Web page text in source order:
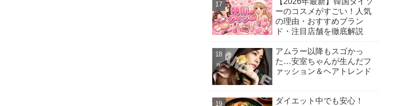
ーのコスメがすごい！人気
の理由・おすすめブラン
ド・注目店舗を徹底解説
アムラー以降もスゴかっ
た…安室ちゃんが生んだフ
ァッション＆ヘアトレンド
ダイエット中でも安心！